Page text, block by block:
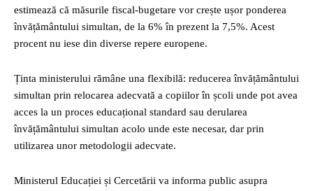
estimează că măsurile fiscal-bugetare vor crește ușor ponderea
învățământului simultan, de la 6% în prezent la 7,5%. Acest
procent nu iese din diverse repere europene.
Ținta ministerului rămâne una flexibilă: reducerea învățământului
simultan prin relocarea adecvată a copiilor în școli unde pot avea
acces la un proces educațional standard sau derularea
învățământului simultan acolo unde este necesar, dar prin
utilizarea unor metodologii adecvate.
Ministerul Educației și Cercetării va informa public asupra